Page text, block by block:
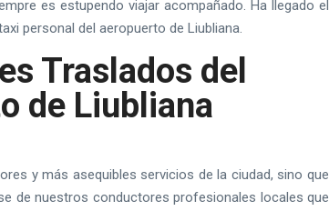
es estupendo viajar acompañado. Ha llegado el
personal del aeropuerto de Liubliana.
Traslados del
de Liubliana
y más asequibles servicios de la ciudad, sino que
de nuestros conductores profesionales locales que